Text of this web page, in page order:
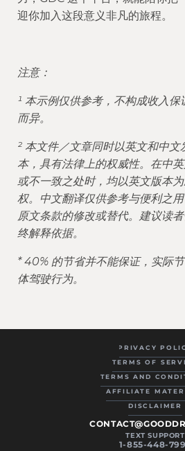
迎你加入这段意义非凡的旅程。
注意：
¹ 本示例仅供参考，不构成收入保
而异。
² 本文件／文章同时以英文和中
本，具有法律上的权威性。在中
或不一致之处时，均以英文版本
权。中文翻译仅供参考与便利之
原文条款的修改或替代。建议读
终解释依据。
* 40% 的节省并不能保证，实际
体驾驶行为。
TEXT SUPPORT
1-855-448-
PRIVACY
TERMS OF
TERMS AND
AFFILIATE
DISCLAIMER